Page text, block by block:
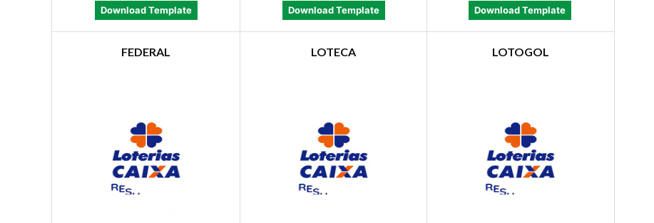
Download Template Download Template Download Template
FEDERAL LOTECA LOTOGOL